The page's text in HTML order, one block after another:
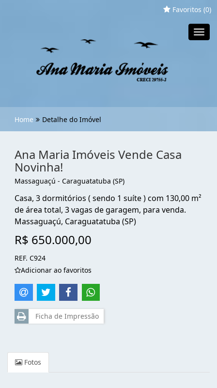
Favoritos (0)
Home Detalhe do Imóvel
Ana Maria Imóveis Vende Casa
Novinha!
Massaguaçú - Caraguatatuba (SP)
Casa, 3 dormitórios ( sendo 1 suíte ) com 130,00 m²
de área total, 3 vagas de garagem, para venda.
Massaguaçú, Caraguatatuba (SP)
R$ 650.000,00
REF. C924
Adicionar ao favoritos
Ficha de Impressão
Fotos